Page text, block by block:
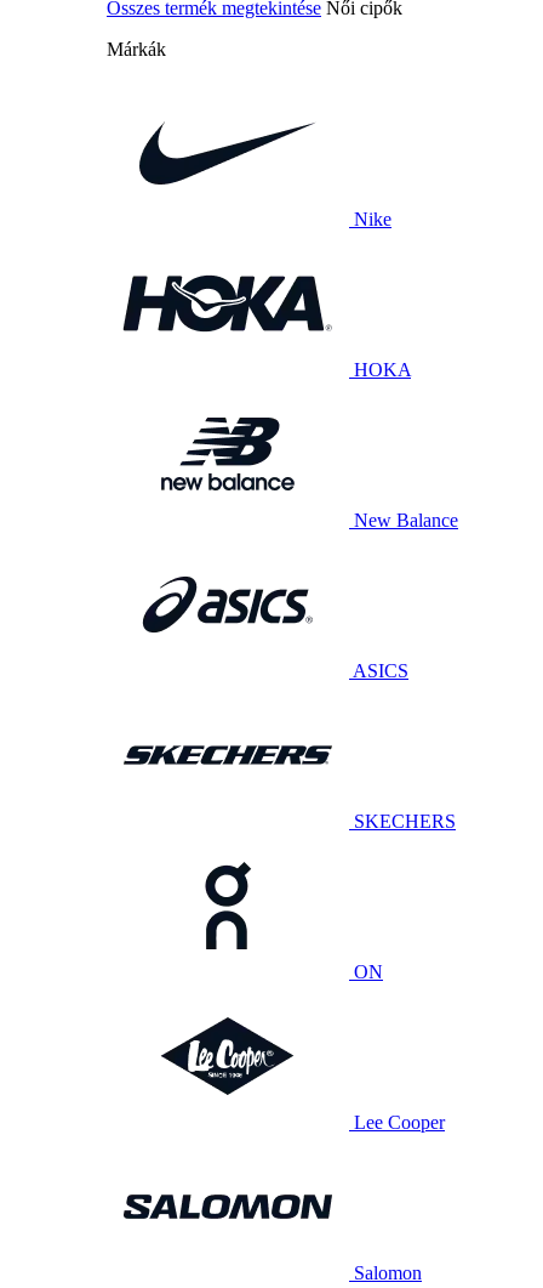
Összes termék megtekintése Női cipők
Márkák
Nike
HOKA
New Balance
ASICS
SKECHERS
ON
Lee Cooper
Salomon